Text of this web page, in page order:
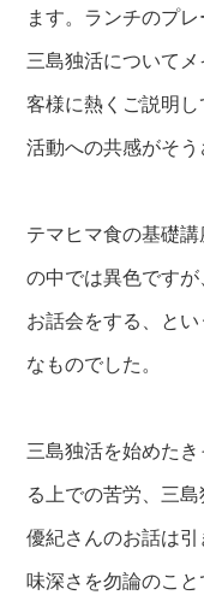
ます。ランチのプ
三島独活について
客様に熱くご説明し
活動への共感がそう
テマヒマ食の基礎
の中では異色です
お話会をする、と
なものでした。
三島独活を始めた
る上での苦労、三島
優紀さんのお話は
味深さを勿論のこ